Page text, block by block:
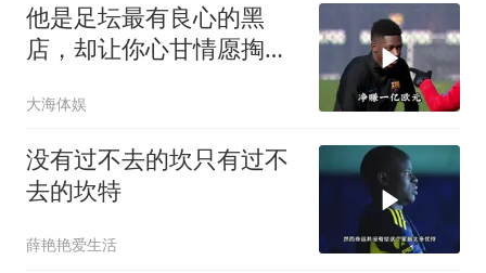
他是足坛最有良心的黑
店，却让你心甘情愿掏出
大海体娱
没有过不去的坎只有过不
去的坎特
薛艳艳爱生活